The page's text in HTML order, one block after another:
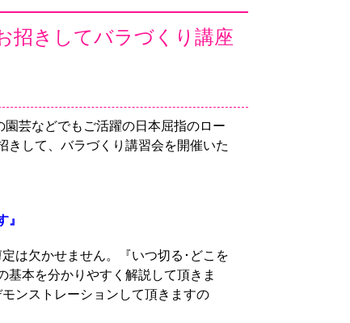
招きしてバラづくり講座
芸などでもご活躍の日本屈指のロー
きして、バラづくり講習会を開催いた
は欠かせません。『いつ切る･どこを
本を分かりやすく解説して頂きま
ンストレーションして頂きますの